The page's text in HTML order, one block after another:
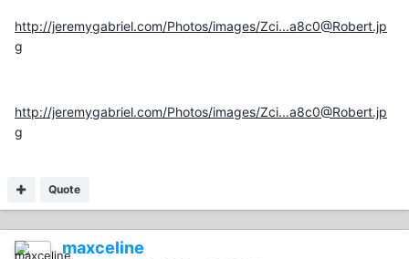
http://jeremygabriel.com/Photos/images/Zci...a8c0@Robert.jp
g
http://jeremygabriel.com/Photos/images/Zci...a8c0@Robert.jp
g
Quote
maxceline